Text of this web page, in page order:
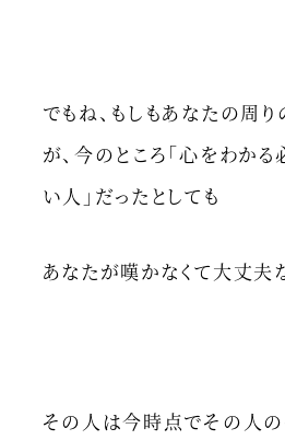
でもね、もしもあなたの周
が、今のところ「心をわか
い人」だったとしても
あなたが嘆かなくて大丈夫
その人は今時点でその人の